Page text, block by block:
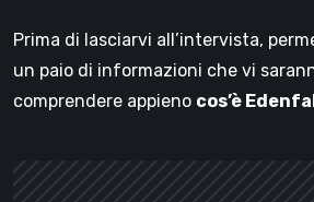
Prima di lasciarvi all’intervista,
un paio di informazioni che vi
comprendere appieno cos’è